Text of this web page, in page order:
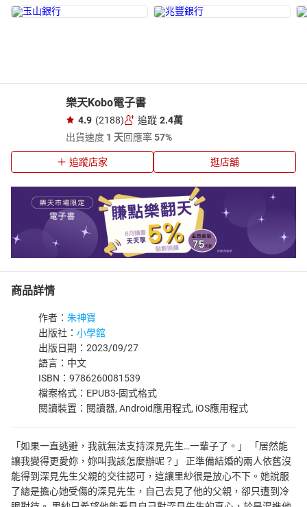
樂天Kobo電子書
4.9 (2188) 追蹤 2.4萬
出貨速度 1 天回應率57%
追蹤店家 逛店舖
商品詳情
作者： 朱神寶
出版社： 小學館
出版日期：2023/09/27
語言：中文
ISBN：9786260081539
檔案格式：EPUB3-固式格式
閱讀裝置：閱讀器, Android應用程式, iOS應用程式
「如果一直逃避，我就無法支持深見先生…一輩子了。」 「居然能
讓我變得更愛妳，妳叫我該怎麼辦呢？」 正準備結婚的兩人依舊沒
能得到深見先生父親的交往認可，這讓里紗很是放心不下。她說服
了總是擔心她受傷的深見先生，自己去見了他的父親，卻只遭到冷